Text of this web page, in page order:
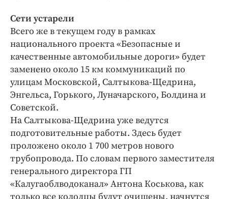
Сети устарели
Всего же в текущем году в рамках
национального проекта «Безопасные и
качественные автомобильные дороги» будет
заменено около 15 км коммуникаций по
улицам Московской, Салтыкова-Щедрина,
Энгельса, Горького, Луначарского, Болдина и
Советской.
На Салтыкова-Щедрина уже ведутся
подготовительные работы. Здесь будет
проложено около 1 700 метров нового
трубопровода. По словам первого заместителя
генерального директора ГП
«Калугаоблводоканал» Антона Коськова, как